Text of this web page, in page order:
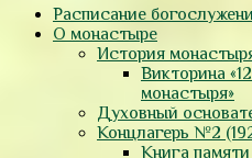
Расписание
О монастыре
История
Викторина
монастыря»
Духовный
Концлагерь №2
Книга